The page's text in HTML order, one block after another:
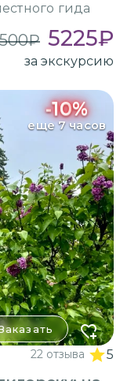
гида
₽ 5225₽
за экскурсию
-10%
еще 7 часов
22 отзыва 5